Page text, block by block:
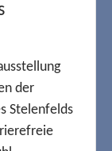
der
Stelenfelds